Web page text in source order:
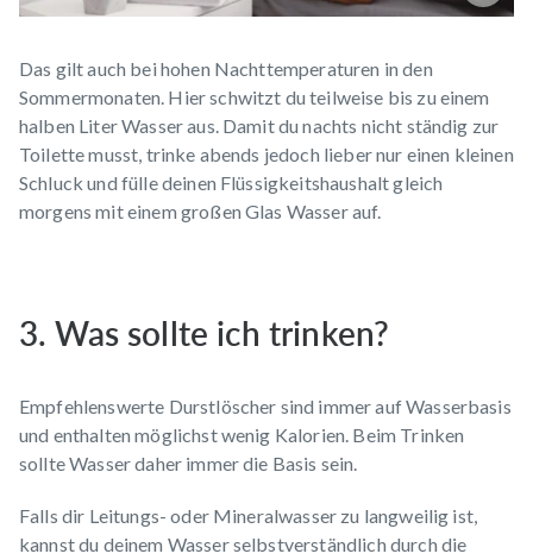
Das gilt auch bei hohen Nachttemperaturen in den
Sommermonaten. Hier schwitzt du teilweise bis zu einem
halben Liter Wasser aus. Damit du nachts nicht ständig zur
Toilette musst, trinke abends jedoch lieber nur einen kleinen
Schluck und fülle deinen Flüssigkeitshaushalt gleich
morgens mit einem großen Glas Wasser auf.
3. Was sollte ich trinken?
Empfehlenswerte Durstlöscher sind immer auf Wasserbasis
und enthalten möglichst wenig Kalorien. Beim Trinken
sollte Wasser daher immer die Basis sein.
Falls dir Leitungs- oder Mineralwasser zu langweilig ist,
kannst du deinem Wasser selbstverständlich durch die